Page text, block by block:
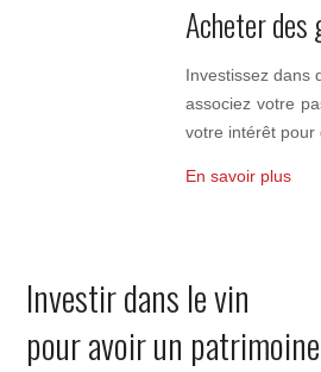
Acheter des
Investissez dans
associez votre
votre intérêt pour
En savoir plus
Investir dans le vin
pour avoir un